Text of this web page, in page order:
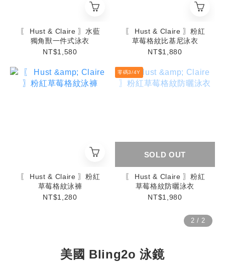
〖 Hust & Claire 〗水藍
獨角獸一件式泳衣
NT$1,580
〖 Hust & Claire 〗粉紅
草莓格紋比基尼泳衣
NT$1,880
〖 Hust & Claire 〗粉紅
草莓格紋泳褲
NT$1,280
零碼3/4Y
SOLD OUT
〖 Hust & Claire 〗粉紅
草莓格紋防曬泳衣
NT$1,980
美國 Bling2o 泳鏡